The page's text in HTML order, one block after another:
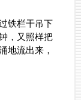
铁栏干吊下
，又照样把
地流出来，